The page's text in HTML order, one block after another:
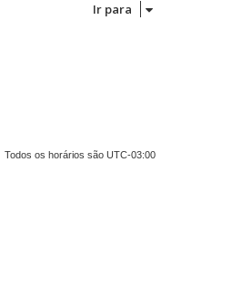
Ir para
Todos os horários são UTC-03:00